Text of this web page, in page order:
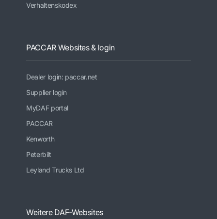
Verhaltenskodex
PACCAR Websites & login
Dealer login: paccar.net
Supplier login
MyDAF portal
PACCAR
Kenworth
Peterbilt
Leyland Trucks Ltd
Weitere DAF-Websites